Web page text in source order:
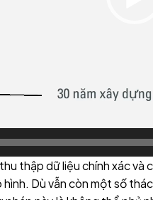
thập dữ liệu chính xác và
Dù vẫn còn một số